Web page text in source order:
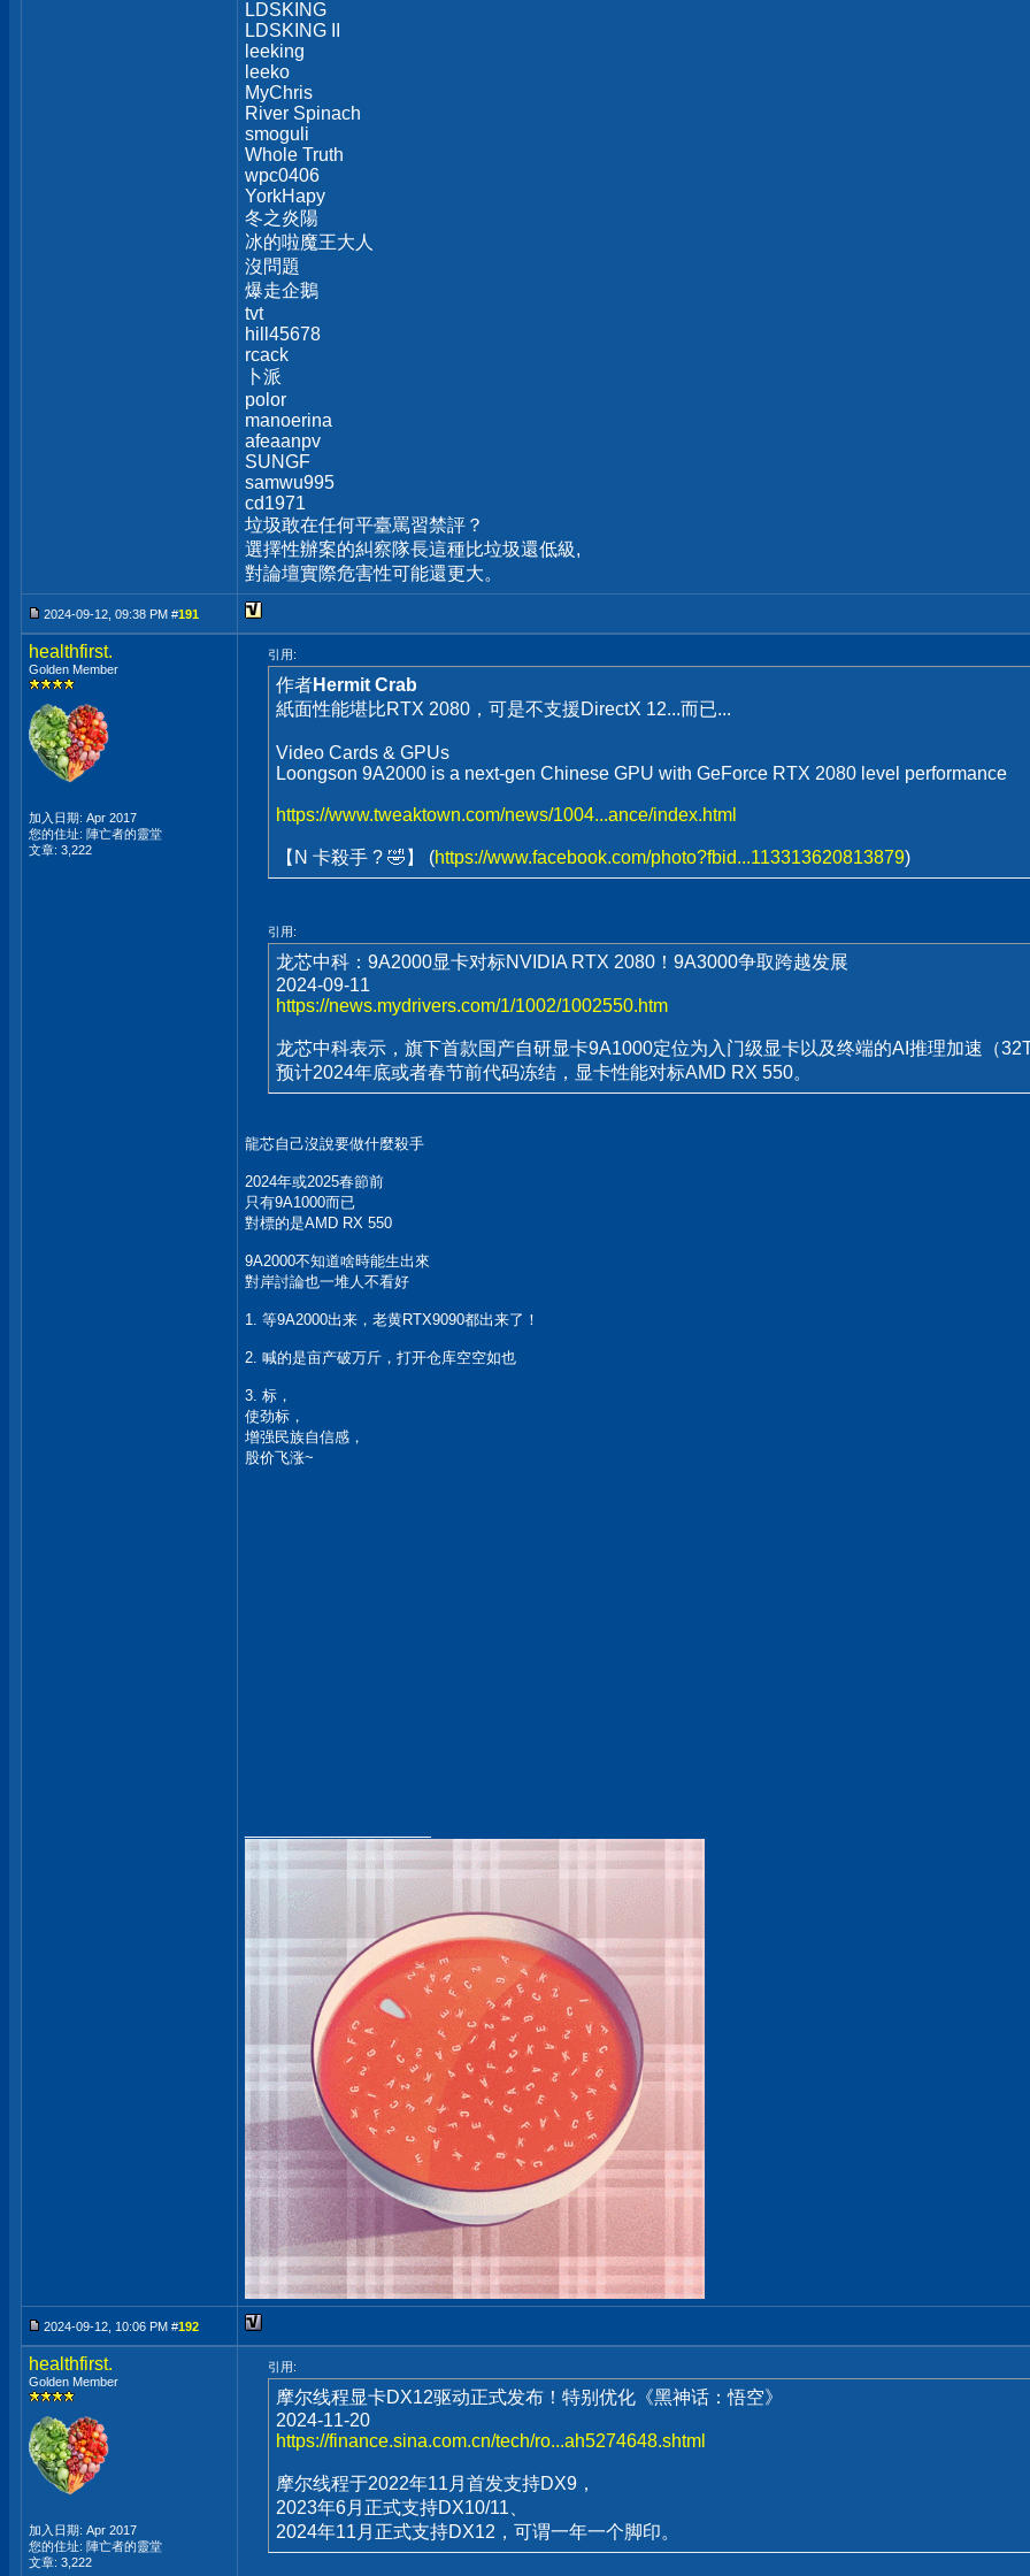
LDSKING
LDSKING II
leeking
leeko
MyChris
River Spinach
smoguli
Whole Truth
wpc0406
YorkHapy
冬之炎陽
冰的啦魔王大人
沒問題
爆走企鵝
tvt
hill45678
rcack
卜派
polor
manoerina
afeaanpv
SUNGF
samwu995
cd1971
垃圾敢在任何平臺罵習禁評？
選擇性辦案的糾察隊長這種比垃圾還低級,
對論壇實際危害性可能還更大。
2024-09-12, 09:38 PM #191
healthfirst.
Golden Member
加入日期: Apr 2017
您的住址: 陣亡者的靈堂
文章: 3,222
引用:
作者Hermit Crab
紙面性能堪比RTX 2080，可是不支援DirectX 12...而已...
Video Cards & GPUs
Loongson 9A2000 is a next-gen Chinese GPU with GeForce RTX 2080 level performance
https://www.tweaktown.com/news/1004...ance/index.html
【N 卡殺手 ? 🤣】 (https://www.facebook.com/photo?fbid...113313620813879)
引用:
龙芯中科：9A2000显卡对标NVIDIA RTX 2080！9A3000争取跨越发展
2024-09-11
https://news.mydrivers.com/1/1002/1002550.htm
龙芯中科表示，旗下首款国产自研显卡9A1000定位为入门级显卡以及终端的AI推理加速（
预计2024年底或者春节前代码冻结，显卡性能对标AMD RX 550。
龍芯自己沒說要做什麼殺手
2024年或2025春節前
只有9A1000而已
對標的是AMD RX 550
9A2000不知道啥時能生出來
對岸討論也一堆人不看好
1. 等9A2000出来，老黄RTX9090都出来了！
2. 喊的是亩产破万斤，打开仓库空空如也
3. 标，
使劲标，
增强民族自信感，
股价飞涨~
2024-09-12, 10:06 PM #192
healthfirst.
Golden Member
加入日期: Apr 2017
您的住址: 陣亡者的靈堂
文章: 3,222
引用:
摩尔线程显卡DX12驱动正式发布！特别优化《黑神话：悟空》
2024-11-20
https://finance.sina.com.cn/tech/ro...ah5274648.shtml
摩尔线程于2022年11月首发支持DX9，
2023年6月正式支持DX10/11、
2024年11月正式支持DX12，可谓一年一个脚印。